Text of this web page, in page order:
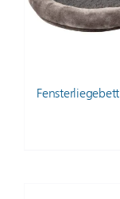
Fensterliegebett